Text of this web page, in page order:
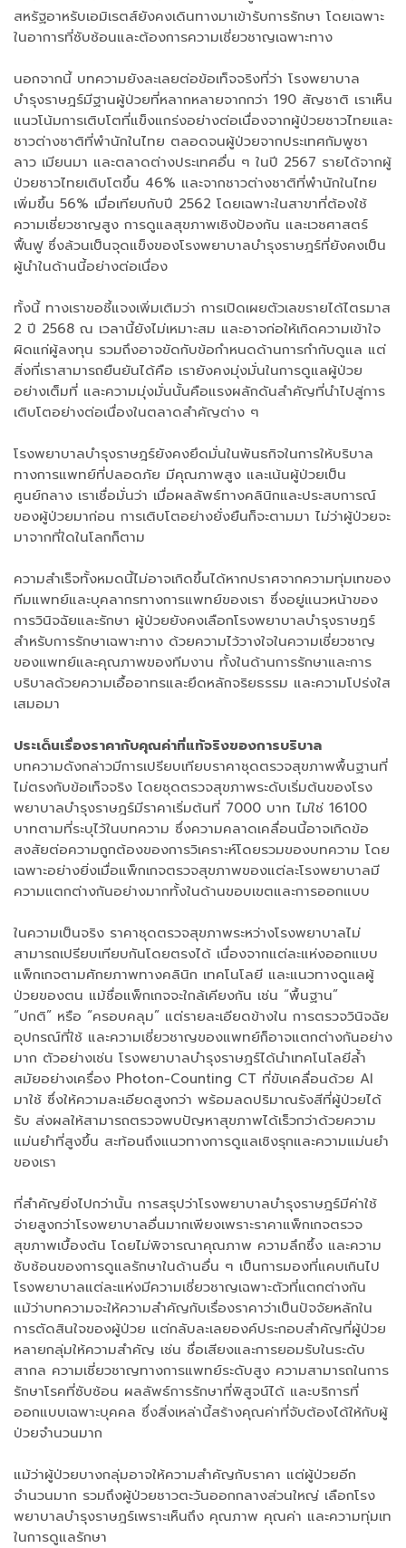
สหรัฐอาหรับเอมิเรตส์ยังคงเดินทางมาเข้ารับการรักษา โดยเฉพาะ
ในอาการที่ซับซ้อนและต้องการความเชี่ยวชาญเฉพาะทาง
นอกจากนี้ บทความยังละเลยต่อข้อเท็จจริงที่ว่า โรงพยาบาล
บำรุงราษฎร์มีฐานผู้ป่วยที่หลากหลายจากกว่า 190 สัญชาติ เราเห็น
แนวโน้มการเติบโตที่แข็งแกร่งอย่างต่อเนื่องจากผู้ป่วยชาวไทยและ
ชาวต่างชาติที่พำนักในไทย ตลอดจนผู้ป่วยจากประเทศกัมพูชา
ลาว เมียนมา และตลาดต่างประเทศอื่น ๆ ในปี 2567 รายได้จากผู้
ป่วยชาวไทยเติบโตขึ้น 46% และจากชาวต่างชาติที่พำนักในไทย
เพิ่มขึ้น 56% เมื่อเทียบกับปี 2562 โดยเฉพาะในสาขาที่ต้องใช้
ความเชี่ยวชาญสูง การดูแลสุขภาพเชิงป้องกัน และเวชศาสตร์
ฟื้นฟู ซึ่งล้วนเป็นจุดแข็งของโรงพยาบาลบำรุงราษฎร์ที่ยังคงเป็น
ผู้นำในด้านนี้อย่างต่อเนื่อง
ทั้งนี้ ทางเราขอชี้แจงเพิ่มเติมว่า การเปิดเผยตัวเลขรายได้ไตรมาส
2 ปี 2568 ณ เวลานี้ยังไม่เหมาะสม และอาจก่อให้เกิดความเข้าใจ
ผิดแก่ผู้ลงทุน รวมถึงอาจขัดกับข้อกำหนดด้านการกำกับดูแล แต่
สิ่งที่เราสามารถยืนยันได้คือ เรายังคงมุ่งมั่นในการดูแลผู้ป่วย
อย่างเต็มที่ และความมุ่งมั่นนั้นคือแรงผลักดันสำคัญที่นำไปสู่การ
เติบโตอย่างต่อเนื่องในตลาดสำคัญต่าง ๆ
โรงพยาบาลบำรุงราษฎร์ยังคงยึดมั่นในพันธกิจในการให้บริบาล
ทางการแพทย์ที่ปลอดภัย มีคุณภาพสูง และเน้นผู้ป่วยเป็น
ศูนย์กลาง เราเชื่อมั่นว่า เมื่อผลลัพธ์ทางคลินิกและประสบการณ์
ของผู้ป่วยมาก่อน การเติบโตอย่างยั่งยืนก็จะตามมา ไม่ว่าผู้ป่วยจะ
มาจากที่ใดในโลกก็ตาม
ความสำเร็จทั้งหมดนี้ไม่อาจเกิดขึ้นได้หากปราศจากความทุ่มเทของ
ทีมแพทย์และบุคลากรทางการแพทย์ของเรา ซึ่งอยู่แนวหน้าของ
การวินิจฉัยและรักษา ผู้ป่วยยังคงเลือกโรงพยาบาลบำรุงราษฎร์
สำหรับการรักษาเฉพาะทาง ด้วยความไว้วางใจในความเชี่ยวชาญ
ของแพทย์และคุณภาพของทีมงาน ทั้งในด้านการรักษาและการ
บริบาลด้วยความเอื้ออาทรและยึดหลักจริยธรรม และความโปร่งใส
เสมอมา
ประเด็นเรื่องราคากับคุณค่าที่แท้จริงของการบริบาล
บทความดังกล่าวมีการเปรียบเทียบราคาชุดตรวจสุขภาพพื้นฐานที่
ไม่ตรงกับข้อเท็จจริง โดยชุดตรวจสุขภาพระดับเริ่มต้นของโรง
พยาบาลบำรุงราษฎร์มีราคาเริ่มต้นที่ 7000 บาท ไม่ใช่ 16100
บาทตามที่ระบุไว้ในบทความ ซึ่งความคลาดเคลื่อนนี้อาจเกิดข้อ
สงสัยต่อความถูกต้องของการวิเคราะห์โดยรวมของบทความ โดย
เฉพาะอย่างยิ่งเมื่อแพ็กเกจตรวจสุขภาพของแต่ละโรงพยาบาลมี
ความแตกต่างกันอย่างมากทั้งในด้านขอบเขตและการออกแบบ
ในความเป็นจริง ราคาชุดตรวจสุขภาพระหว่างโรงพยาบาลไม่
สามารถเปรียบเทียบกันโดยตรงได้ เนื่องจากแต่ละแห่งออกแบบ
แพ็กเกจตามศักยภาพทางคลินิก เทคโนโลยี และแนวทางดูแลผู้
ป่วยของตน แม้ชื่อแพ็กเกจจะใกล้เคียงกัน เช่น “พื้นฐาน”
“ปกติ” หรือ “ครอบคลุม” แต่รายละเอียดข้างใน การตรวจวินิจฉัย
อุปกรณ์ที่ใช้ และความเชี่ยวชาญของแพทย์ก็อาจแตกต่างกันอย่าง
มาก ตัวอย่างเช่น โรงพยาบาลบำรุงราษฎร์ได้นำเทคโนโลยีล้ำ
สมัยอย่างเครื่อง Photon-Counting CT ที่ขับเคลื่อนด้วย AI
มาใช้ ซึ่งให้ความละเอียดสูงกว่า พร้อมลดปริมาณรังสีที่ผู้ป่วยได้
รับ ส่งผลให้สามารถตรวจพบปัญหาสุขภาพได้เร็วกว่าด้วยความ
แม่นยำที่สูงขึ้น สะท้อนถึงแนวทางการดูแลเชิงรุกและความแม่นยำ
ของเรา
ที่สำคัญยิ่งไปกว่านั้น การสรุปว่าโรงพยาบาลบำรุงราษฎร์มีค่าใช้
จ่ายสูงกว่าโรงพยาบาลอื่นมากเพียงเพราะราคาแพ็กเกจตรวจ
สุขภาพเบื้องต้น โดยไม่พิจารณาคุณภาพ ความลึกซึ้ง และความ
ซับซ้อนของการดูแลรักษาในด้านอื่น ๆ เป็นการมองที่แคบเกินไป
โรงพยาบาลแต่ละแห่งมีความเชี่ยวชาญเฉพาะตัวที่แตกต่างกัน
แม้ว่าบทความจะให้ความสำคัญกับเรื่องราคาว่าเป็นปัจจัยหลักใน
การตัดสินใจของผู้ป่วย แต่กลับละเลยองค์ประกอบสำคัญที่ผู้ป่วย
หลายกลุ่มให้ความสำคัญ เช่น ชื่อเสียงและการยอมรับในระดับ
สากล ความเชี่ยวชาญทางการแพทย์ระดับสูง ความสามารถในการ
รักษาโรคที่ซับซ้อน ผลลัพธ์การรักษาที่พิสูจน์ได้ และบริการที่
ออกแบบเฉพาะบุคคล ซึ่งสิ่งเหล่านี้สร้างคุณค่าที่จับต้องได้ให้กับผู้
ป่วยจำนวนมาก
แม้ว่าผู้ป่วยบางกลุ่มอาจให้ความสำคัญกับราคา แต่ผู้ป่วยอีก
จำนวนมาก รวมถึงผู้ป่วยชาวตะวันออกกลางส่วนใหญ่ เลือกโรง
พยาบาลบำรุงราษฎร์เพราะเห็นถึง คุณภาพ คุณค่า และความทุ่มเท
ในการดูแลรักษา